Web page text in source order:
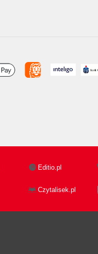
Editio.pl
Czytalisek.pl